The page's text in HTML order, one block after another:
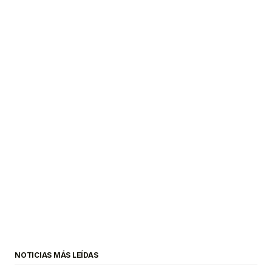
NOTICIAS MÁS LEÍDAS